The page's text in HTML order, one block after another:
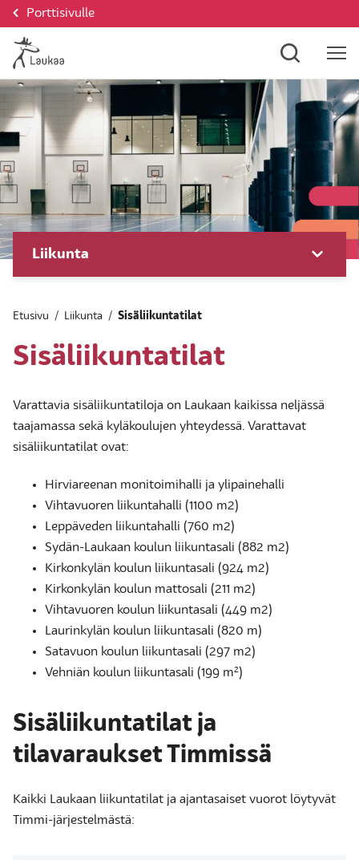
Porttisivulle
Liikunta
Etusivu / Liikunta / Sisäliikuntatilat
Sisäliikuntatilat
Varattavia sisäliikuntatiloja on Laukaan kaikissa neljässä
taajamassa sekä kyläkoulujen yhteydessä. Varattavat
sisäliikuntatilat ovat:
Hirviareenan monitoimihalli ja ylipainehalli
Vihtavuoren liikuntahalli (1100 m2)
Leppäveden liikuntahalli (760 m2)
Sydän-Laukaan koulun liikuntasali (882 m2)
Kirkonkylän koulun liikuntasali (924 m2)
Kirkonkylän koulun mattosali (211 m2)
Vihtavuoren koulun liikuntasali (449 m2)
Laurinkylän koulun liikuntasali (820 m)
Satavuon koulun liikuntasali (297 m2)
Vehniän koulun liikuntasali (199 m²)
Sisäliikuntatilat ja
tilavaraukset Timmissä
Kaikki Laukaan liikuntatilat ja ajantasaiset vuorot löytyvät
Timmi-järjestelmästä: